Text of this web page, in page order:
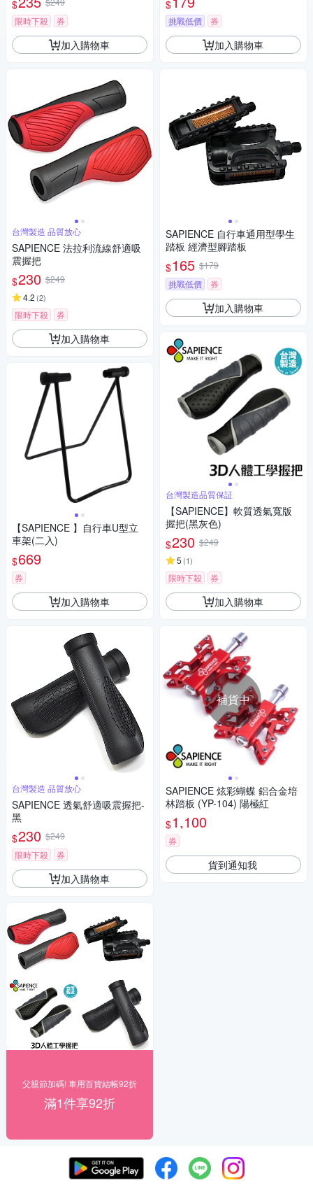
$
限時下殺
券
加入購物車
台灣製造 品質放心
SAPIENCE 法拉利流線舒適吸
震握把
$230 $249
4.2 (2)
限時下殺 券
加入購物車
【SAPIENCE 】自行車U型立
車架(二入)
$669
券
加入購物車
台灣製造 品質放心
SAPIENCE 透氣舒適吸震握把-
黑
$230 $249
限時下殺
券
加入購物車
父親節加碼! 車用百貨結帳92折
滿1件享92折
$
挑戰低價 券
加入購物車
SAPIENCE 自行車通用型學生
踏板 經濟型腳踏板
$165 $179
挑戰低價
券
加入購物車
台灣製造品質保証
【SAPIENCE】軟質透氣寬版
握把(黑灰色)
$230 $249
5 (1)
限時下殺 券
加入購物車
補貨中
SAPIENCE 炫彩蝴蝶 鋁合金培
林踏板 (YP-104) 陽極紅
$1,100
券
貨到通知我